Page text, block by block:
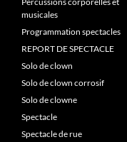
musicales
Programmation spectacles
REPORT DE SPECTACLE
Solo de clown
Solo de clown corrosif
Solo de clowne
Spectacle
Spectacle de rue